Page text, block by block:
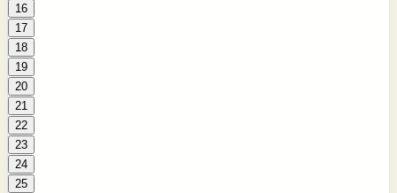
16
17
18
19
20
21
22
23
24
25